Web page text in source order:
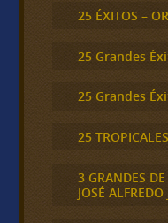
25 ÉXITOS –
25 Grandes
25 Grandes
25
3 GRANDES
JOSÉ